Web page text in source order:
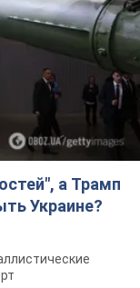
а Трамп
Украине?